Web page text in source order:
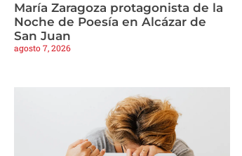
María Zaragoza protagonista de la
Noche de Poesía en Alcázar de
San Juan
agosto 7, 2026